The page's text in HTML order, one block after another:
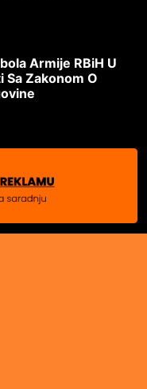
Armije RBiH U
Zakonom O